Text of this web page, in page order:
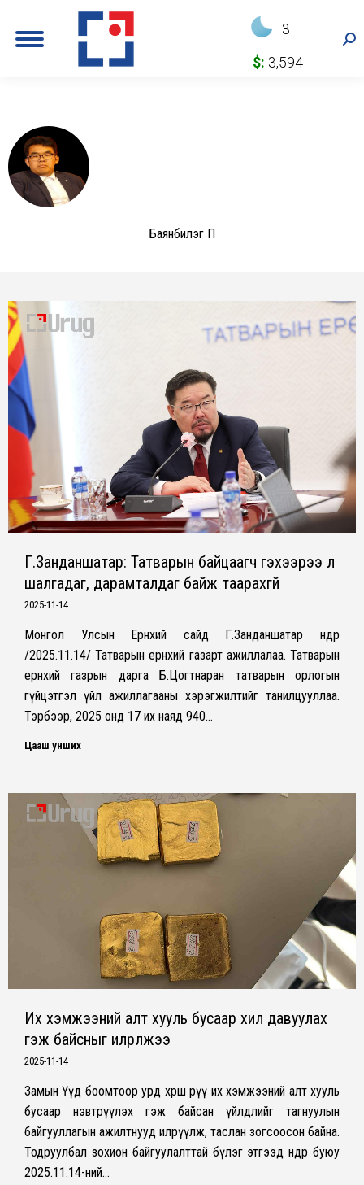
3
$: 3,594
Баянбилэг П
Г.Занданшатар: Татварын байцаагч гэхээрээ л
шалгадаг, дарамталдаг байж таарахгүй
2025-11-14
Монгол Улсын Ерөнхий сайд Г.Занданшатар өнөөдөр
/2025.11.14/ Татварын ерөнхий газарт ажиллалаа. Татварын
ерөнхий газрын дарга Б.Цогтнаран татварын орлогын
гүйцэтгэл үйл ажиллагааны хэрэгжилтийг танилцууллаа.
Тэрбээр, 2025 онд 17 их наяд 940…
Цааш унших
Их хэмжээний алт хууль бусаар хил давуулах
гэж байсныг илрүүлжээ
2025-11-14
Замын Үүд боомтоор урд хөрш рүү их хэмжээний алт хууль
бусаар нэвтрүүлэх гэж байсан үйлдлийг тагнуулын
байгууллагын ажилтнууд илрүүлж, таслан зогсоосон байна.
Тодруулбал зохион байгуулалттай бүлэг этгээд өнөөдөр буюу
2025.11.14-ний…